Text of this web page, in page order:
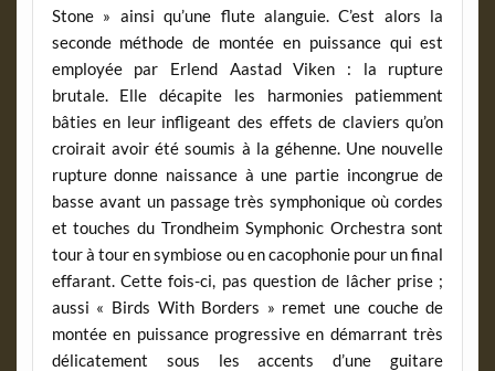
Stone » ainsi qu’une flute alanguie. C’est alors la
seconde méthode de montée en puissance qui est
employée par Erlend Aastad Viken : la rupture
brutale. Elle décapite les harmonies patiemment
bâties en leur infligeant des effets de claviers qu’on
croirait avoir été soumis à la géhenne. Une nouvelle
rupture donne naissance à une partie incongrue de
basse avant un passage très symphonique où cordes
et touches du Trondheim Symphonic Orchestra sont
tour à tour en symbiose ou en cacophonie pour un final
effarant. Cette fois-ci, pas question de lâcher prise ;
aussi « Birds With Borders » remet une couche de
montée en puissance progressive en démarrant très
délicatement sous les accents d’une guitare